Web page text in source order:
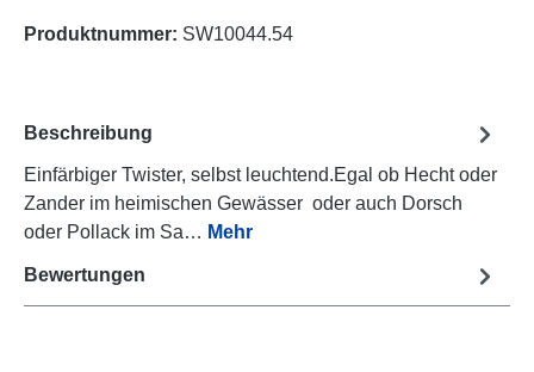
Produktnummer: SW10044.54
Beschreibung
Einfärbiger Twister, selbst leuchtend.Egal ob Hecht oder
Zander im heimischen Gewässer oder auch Dorsch
oder Pollack im Sa… Mehr
Bewertungen